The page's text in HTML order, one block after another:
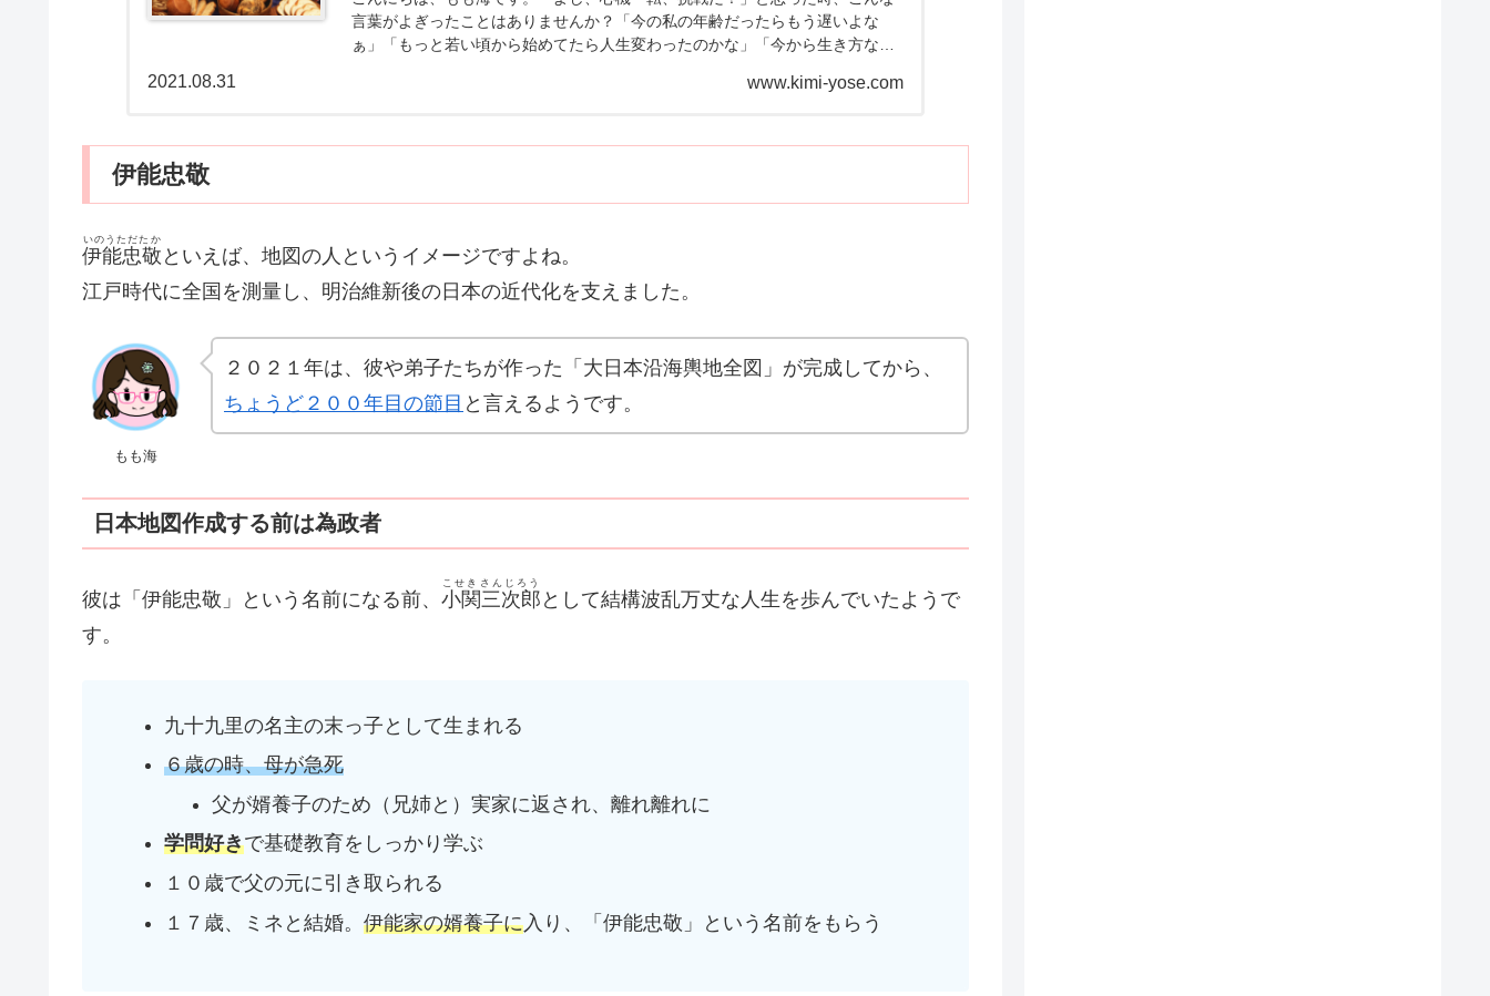
言葉がよぎったことはありませんか？「今の私の年齢だったらもう遅いよな
ぁ」「もっと若い頃から始めてたら人生変わったのかな」「今から生き方なん
www.kimi-yose.com
2021.08.31
伊能忠敬
伊能忠敬
いのうただたか
といえば、地図の人というイメージですよね。
江戸時代に全国を測量し、明治維新後の日本の近代化を支えました。
もも海
２０２１年は、彼や弟子たちが作った「大日本沿海輿地全図」が完成してから、
ちょうど２００年目の節目 と言えるようです。
日本地図作成する前は為政者
彼は「伊能忠敬」という名前になる前、 小関三次郎
こせきさんじろう
として結構波乱万丈な人生を歩んでいたようで
す。
九十九里の名主の末っ子として生まれる
６歳の時、母が急死
父が婿養子のため（兄姉と）実家に返され、離れ離れに
学問好きで基礎教育をしっかり学ぶ
１０歳で父の元に引き取られる
１７歳、ミネと結婚。 伊能家の婿養子に入り、「伊能忠敬」という名前をもらう